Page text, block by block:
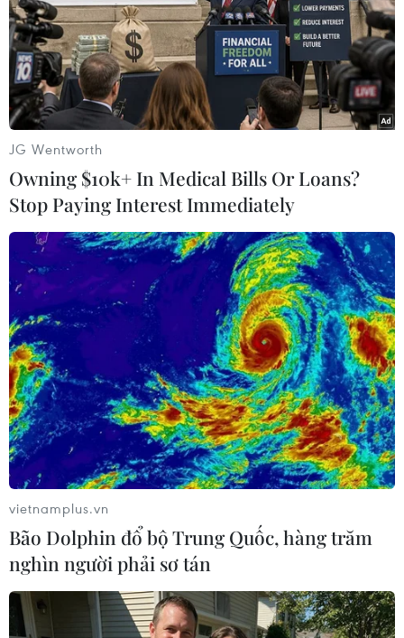
Cảnh sát Thổ Nhĩ Kỳ bắt giữ người thân
của kẻ tấn công Đại sứ Nga
19/12/2016 23:33
Kênh CNN tiếng Thổ Nhĩ Kỳ ngày 19/12 đưa tin cảnh sát
Thổ Nhĩ Kỳ đã bắt giữ em gái và mẹ của kẻ tấn công
gây ra cái chết của Đại sứ Nga tại nước này, ông
Andrei Karlov.
JG Wentworth
Owning $10k+ In Medical Bills Or Loans?
Stop Paying Interest Immediately
vietnamplus.vn
Bão Dolphin đổ bộ Trung Quốc, hàng trăm
nghìn người phải sơ tán